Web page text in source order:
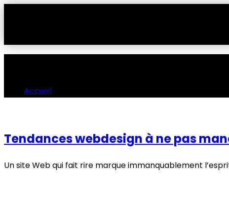
Accueil
Tendances webdesign à ne pas
Un site Web qui fait rire marque immanquablement